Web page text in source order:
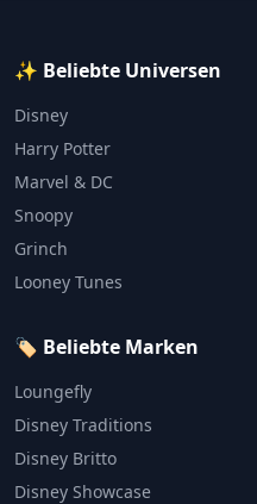
✨ Beliebte Universen
Disney
Harry Potter
Marvel & DC
Snoopy
Grinch
Looney Tunes
🏷️ Beliebte Marken
Loungefly
Disney Traditions
Disney Britto
Disney Showcase